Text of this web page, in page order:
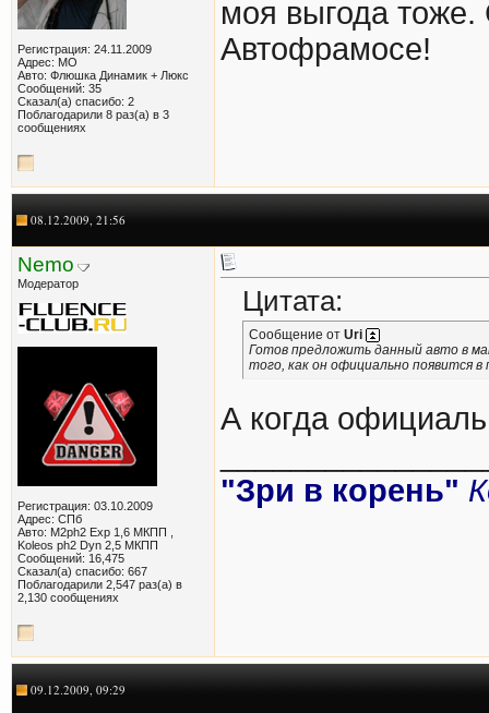
Регистрация: 24.11.2009
Адрес: МО
Авто: Флюшка Динамик + Люкс
Сообщений: 35
Сказал(а) спасибо: 2
Поблагодарили 8 раз(а) в 3
сообщениях
моя выгода тоже.
Автофрамосе!
08.12.2009, 21:56
Nemo
Модератор
Регистрация: 03.10.2009
Адрес: СПб
Авто: M2ph2 Exp 1,6 МКПП ,
Koleos ph2 Dyn 2,5 МКПП
Сообщений: 16,475
Сказал(а) спасибо: 667
Поблагодарили 2,547 раз(а) в
2,130 сообщениях
Цитата:
Сообщение от Uri
Готов предложить данный авто в
того, как он официально появится
А когда
"Зри в корень"
09.12.2009, 09:29